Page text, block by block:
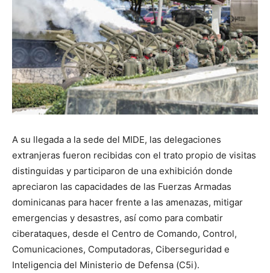
A su llegada a la sede del MIDE, las delegaciones
extranjeras fueron recibidas con el trato propio de visitas
distinguidas y participaron de una exhibición donde
apreciaron las capacidades de las Fuerzas Armadas
dominicanas para hacer frente a las amenazas, mitigar
emergencias y desastres, así como para combatir
ciberataques, desde el Centro de Comando, Control,
Comunicaciones, Computadoras, Ciberseguridad e
Inteligencia del Ministerio de Defensa (C5i).